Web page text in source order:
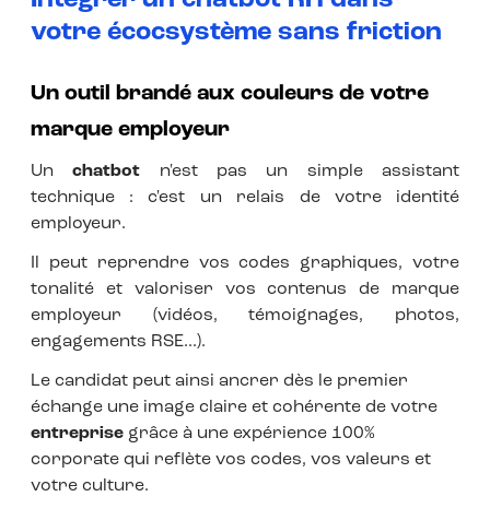
votre écocsystème sans friction
Un outil brandé aux couleurs de votre
marque employeur
Unchatbot n'est pas un simple assistant
technique : c'est un relais de votre identité
employeur.
Il peut reprendre vos codes graphiques, votre
tonalité et valoriser vos contenus de marque
employeur (vidéos, témoignages, photos,
engagements RSE...).
Le candidat peut ainsi ancrer dès le premier
échange une image claire et cohérente de votre
entreprisegrâce à une expérience 100%
corporate qui reflète vos codes, vos valeurs et
votre culture.